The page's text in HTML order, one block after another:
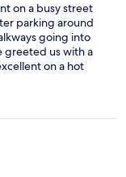
on a busy street
parking around
going into
greeted us with a
on a hot
too.